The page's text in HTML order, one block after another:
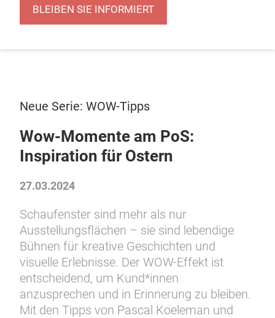
BLEIBEN SIE INFORMIERT
Neue Serie: WOW-Tipps
Wow-Momente am PoS:
Inspiration für Ostern
27.03.2024
Schaufenster sind mehr als nur
Ausstellungsflächen – sie sind lebendige
Bühnen für kreative Geschichten und
visuelle Erlebnisse. Der WOW-Effekt ist
entscheidend, um Kund*innen
anzusprechen und in Erinnerung zu bleiben.
Mit den Tipps von Pascal Koeleman und